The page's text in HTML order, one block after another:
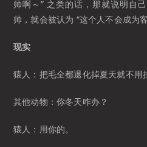
帅啊～” 之类的话，那就说明自
帅，就会被认为 “这个人不会成为
现实
猿人：把毛全都退化掉夏天就不用
其他动物：你冬天咋办？
猿人：用你的。